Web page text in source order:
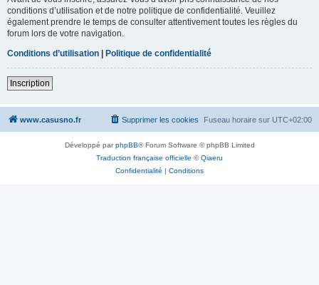
conditions d’utilisation et de notre politique de confidentialité. Veuillez
également prendre le temps de consulter attentivement toutes les règles du
forum lors de votre navigation.
Conditions d’utilisation | Politique de confidentialité
Inscription
www.casusno.fr Fuseau horaire sur UTC+02:00
Supprimer les cookies
Développé parphpBB® Forum Software © phpBB Limited
Traduction française officielle ©Qiaeru
Confidentialité | Conditions